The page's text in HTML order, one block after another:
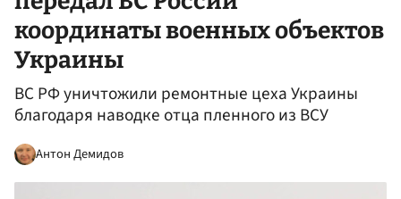
координаты военных объектов
Украины
ВС РФ уничтожили ремонтные цеха Украины
благодаря наводке отца пленного из ВСУ
Антон Демидов